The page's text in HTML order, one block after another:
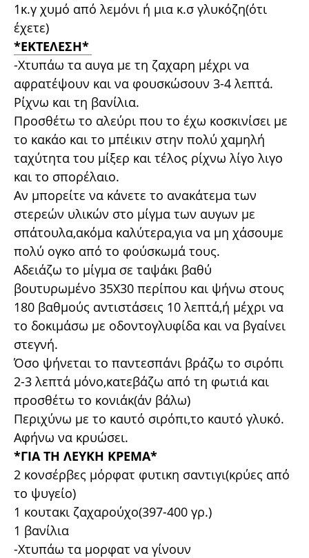
1κ.γ χυμό από λεμόνι ή μια κ.σ γλυκόζη(ότι
έχετε)
*ΕΚΤΕΛΕΣΗ*
-Χτυπάω τα αυγα με τη ζαχαρη μέχρι να
αφρατέψουν και να φουσκώσουν 3-4 λεπτά.
Ρίχνω και τη βανίλια.
Προσθέτω το αλεύρι που το έχω κοσκινίσει με
το κακάο και το μπέικιν στην πολύ χαμηλή
ταχύτητα του μίξερ και τέλος ρίχνω λίγο λιγο
και το σπορέλαιο.
Αν μπορείτε να κάνετε το ανακάτεμα των
στερεών υλικών στο μίγμα των αυγων με
σπάτουλα,ακόμα καλύτερα,για να μη χάσουμε
πολύ ογκο από το φούσκωμά τους.
Αδειάζω το μίγμα σε ταψάκι βαθύ
βουτυρωμένο 35Χ30 περίπου και ψήνω στους
180 βαθμούς αντιστάσεις 10 λεπτά,ή μέχρι να
το δοκιμάσω με οδοντογλυφίδα και να βγαίνει
στεγνή.
Όσο ψήνεται το παντεσπάνι βράζω το σιρόπι
2-3 λεπτά μόνο,κατεβάζω από τη φωτιά και
προσθέτω το κονιάκ(άν βάλω)
Περιχύνω με το καυτό σιρόπι,το καυτό γλυκό.
Αφήνω να κρυώσει.
*ΓΙΑ ΤΗ ΛΕΥΚΗ ΚΡΕΜΑ*
2 κονσέρβες μόρφατ φυτικη σαντιγι(κρύες από
το ψυγείο)
1 κουτακι ζαχαρούχο(397-400 γρ.)
1 βανίλια
-Χτυπάω τα μορφατ να γίνουν